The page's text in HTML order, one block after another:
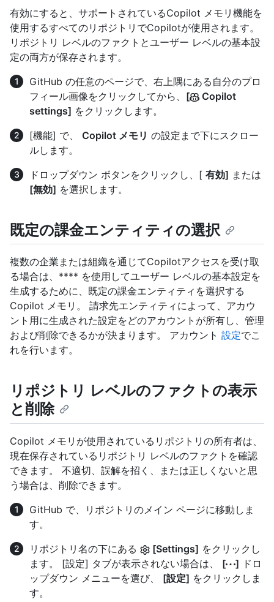
有効にすると、サポートされているCopilot メモリ機能を
使用するすべてのリポジトリでCopilotが使用されます。
リポジトリ レベルのファクトとユーザー レベルの基本設
定の両方が保存されます。
GitHub の任意のページで、右上隅にある自分のプロ
フィール画像をクリックしてから、 [
Copilot
settings] をクリックします。
[機能] で、 Copilot メモリ の設定まで下にスクロー
ルします。
ドロップダウン ボタンをクリックし、[ 有効] または
[無効] を選択します。
既定の課金エンティティの選択
複数の企業または組織を通じてCopilotアクセスを受け取
る場合は、**** を使用してユーザー レベルの基本設定を
生成するために、既定の課金エンティティを選択する
Copilot メモリ。 請求先エンティティによって、アカウ
ント用に生成された設定をどのアカウントが所有し、管理
および削除できるかが決まります。 アカウント 設定でこ
れを行います。
リポジトリ レベルのファクトの表示
と削除
Copilot メモリが使用されているリポジトリの所有者は、
現在保存されているリポジトリ レベルのファクトを確認
できます。 不適切、誤解を招く、または正しくないと思
う場合は、削除できます。
GitHub で、リポジトリのメイン ページに移動しま
す。
リポジトリ名の下にある
[Settings] をクリックし
ます。 [設定] タブが表示されない場合は、 [ ] ドロ
ップダウン メニューを選び、 [設定] をクリックしま
す。